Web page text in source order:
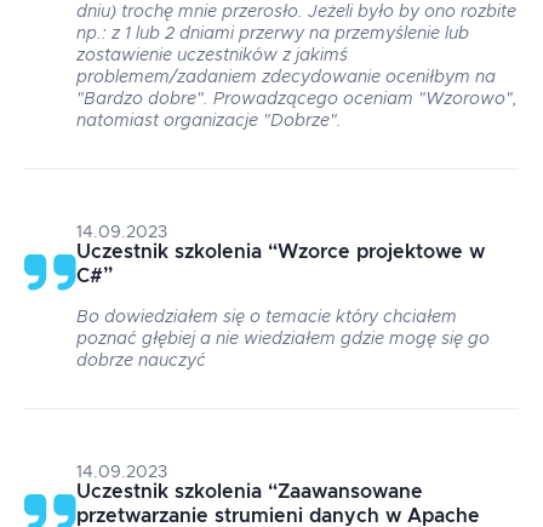
dniu) trochę mnie przerosło. Jeżeli było by ono rozbite
np.: z 1 lub 2 dniami przerwy na przemyślenie lub
zostawienie uczestników z jakimś
problemem/zadaniem zdecydowanie oceniłbym na
"Bardzo dobre". Prowadzącego oceniam "Wzorowo",
natomiast organizacje "Dobrze".
14.09.2023
Uczestnik szkolenia “Wzorce projektowe w
C#”
Bo dowiedziałem się o temacie który chciałem
poznać głębiej a nie wiedziałem gdzie mogę się go
dobrze nauczyć
14.09.2023
Uczestnik szkolenia “Zaawansowane
przetwarzanie strumieni danych w Apache